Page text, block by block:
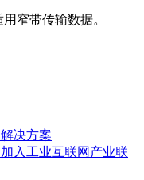
窄带传输数据。
决方案
入工业互联网产业联